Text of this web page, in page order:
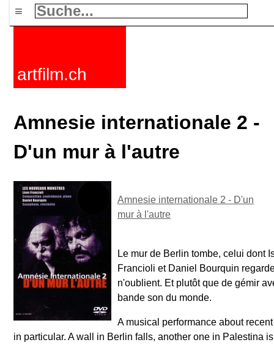
≡
artfilm.ch
Amnesie internationale 2 -
D'un mur à l'autre
Amnesie internationale 2 - D'un
mur à l'autre
Le mur de Berlin tombe, celui dont
Francioli et Daniel Bourquin
n'oublient. Et plutôt que de gémir
bande son du monde.
A musical performance about
in particular. A wall in Berlin falls, another one in Palestina